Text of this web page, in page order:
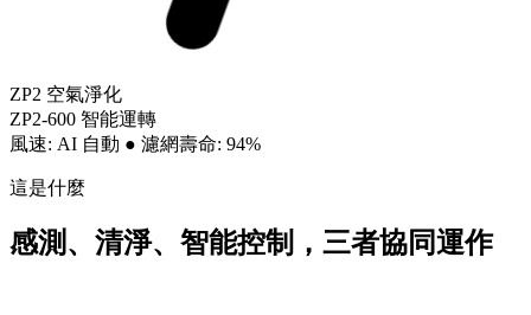
ZP2 空氣淨化
ZP2-600 智能運轉
風速: AI 自動 ● 濾網壽命: 94%
這是什麼
感測、清淨、智能控制，三者協同運作